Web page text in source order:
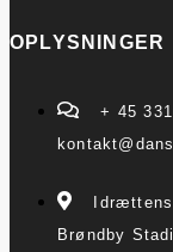
OPLYSNINGER
+ 45
Brøndby